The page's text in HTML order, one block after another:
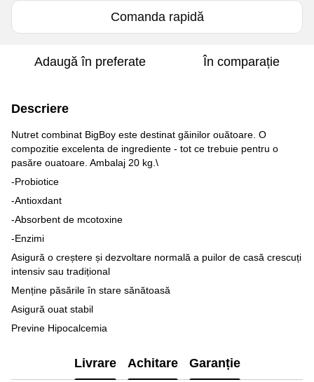
Comanda rapidă
Adaugă în preferate În comparație
Descriere
Nutret combinat BigBoy este destinat găinilor ouătoare. O
compozitie excelenta de ingrediente - tot ce trebuie pentru o
pasăre ouatoare. Ambalaj 20 kg.\
-Probiotice
-Antioxdant
-Absorbent de mcotoxine
-Enzimi
Asigură o creștere și dezvoltare normală a puilor de casă crescuți
intensiv sau tradițional
Menține păsările în stare sănătoasă
Asigură ouat stabil
Previne Hipocalcemia
Livrare Achitare Garanție